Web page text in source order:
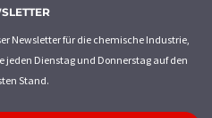
Newsletter für die chemische Industrie,
jeden Dienstag und Donnerstag auf den
Stand.